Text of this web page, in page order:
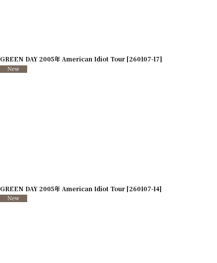
GREEN DAY 2005年 American Idiot Tour [260107-17]
GREEN DAY 2005年 American Idiot Tour [260107-14]